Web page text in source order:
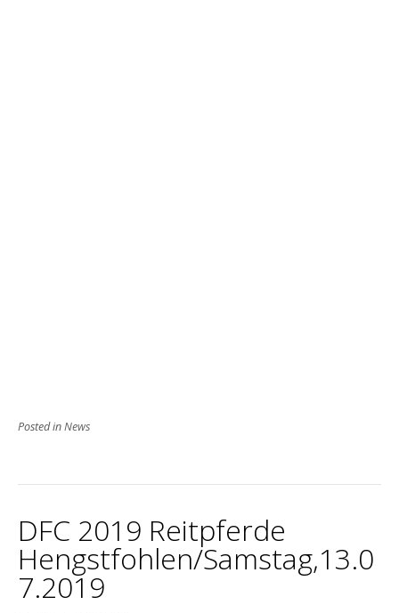
Posted inNews
DFC 2019 Reitpferde
Hengstfohlen/Samstag,13.0
7.2019